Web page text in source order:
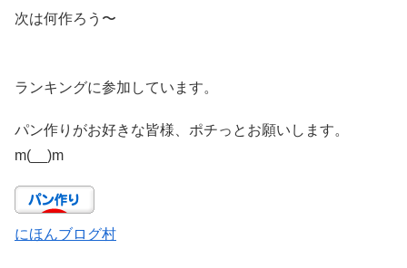
次は何作ろう〜
ランキングに参加しています。
パン作りがお好きな皆様、ポチっとお願いします。
m(__)m
にほんブログ村